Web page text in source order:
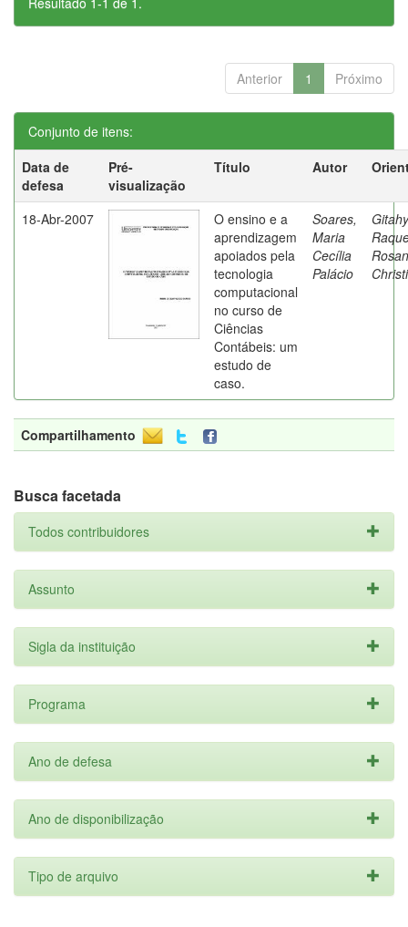
Anterior 1 Próximo
Conjunto de itens:
Data de
defesa
Pré-
visualização
Título Autor
18-Abr-2007
O ensino e a
aprendizagem
apoiados pela
tecnologia
computacional
no curso de
Ciências
Contábeis: um
estudo de
caso.
Soares,
Maria
Cecília
Palácio
Rosan
Compartilhamento
Busca facetada
Todos contribuidores
Assunto
Sigla da instituição
Programa
Ano de defesa
Ano de disponibilização
Tipo de arquivo